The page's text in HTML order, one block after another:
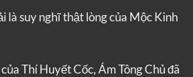
là suy nghĩ thật lòng của Mộc Kinh
Thí Huyết Cốc, Ám Tông Chủ đã